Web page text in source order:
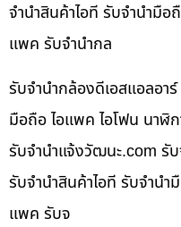
จำนำสินค้าไอที รับจำนำมือ
แพค รับจำนำกล
รับจำนำกล้องดีเอสแอลอา
มือถือ ไอแพค ไอโฟน นาฬิ
รับจํานําแจ้งวัฒนะ.com รั
รับจำนำสินค้าไอที รับจำน
แพค รับจ